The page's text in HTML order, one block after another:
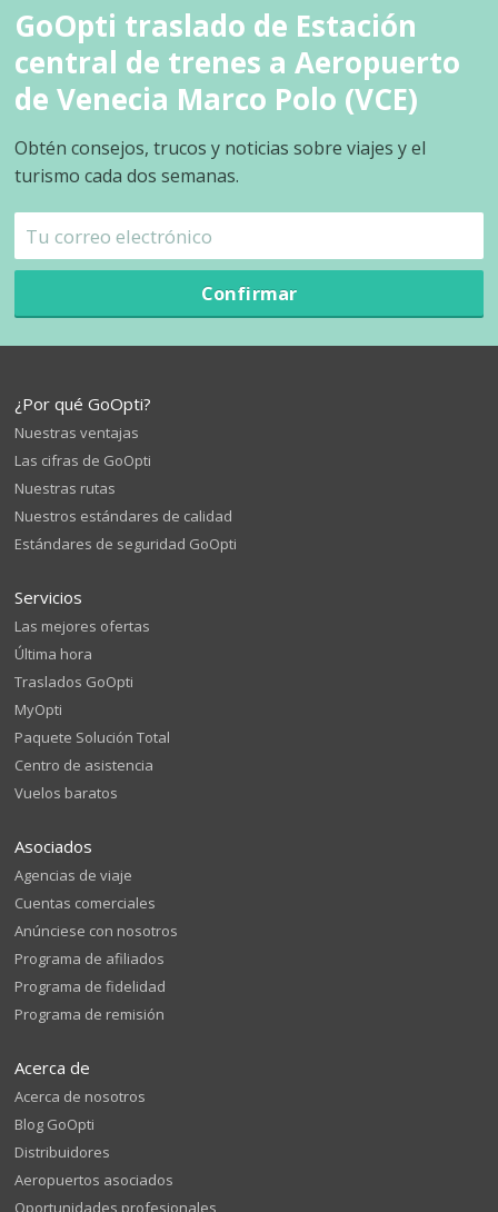
GoOpti traslado de Estación
central de trenes a Aeropuerto
de Venecia Marco Polo (VCE)
Obtén consejos, trucos y noticias sobre viajes y el
turismo cada dos semanas.
Confirmar
¿Por qué GoOpti?
Nuestras ventajas
Las cifras de GoOpti
Nuestras rutas
Nuestros estándares de calidad
Estándares de seguridad GoOpti
Servicios
Las mejores ofertas
Última hora
Traslados GoOpti
MyOpti
Paquete Solución Total
Centro de asistencia
Vuelos baratos
Asociados
Agencias de viaje
Cuentas comerciales
Anúnciese con nosotros
Programa de afiliados
Programa de fidelidad
Programa de remisión
Acerca de
Acerca de nosotros
Blog GoOpti
Distribuidores
Aeropuertos asociados
Oportunidades profesionales